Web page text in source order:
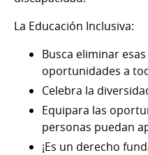
La Educación Inclusiva:
Busca eliminar
oportunidades a
Celebra la
Equipara las
personas puedan
¡Es un derecho